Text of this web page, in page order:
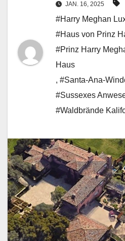
JAN. 16, 2025
#Harry Meghan
#Haus von Prinz
#Prinz Harry
Haus
, #Santa-Ana-
#Sussexes
#Waldbrände